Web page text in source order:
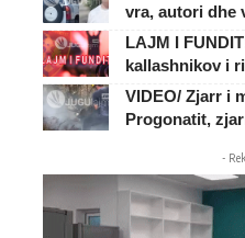
vra, autori dhe
LAJM I
kallashnikov i
VIDEO/ Zjarr i
Progonatit,
-